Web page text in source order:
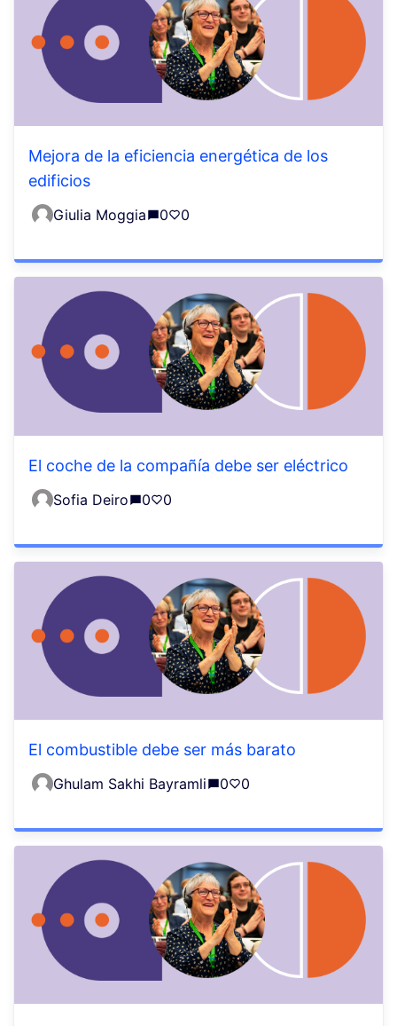
Mejora de la eficiencia energética de los
edificios
Giulia Moggia 0 0
El coche de la compañía debe ser eléctrico
Sofia Deiro 0 0
El combustible debe ser más barato
Ghulam Sakhi Bayramli 0 0